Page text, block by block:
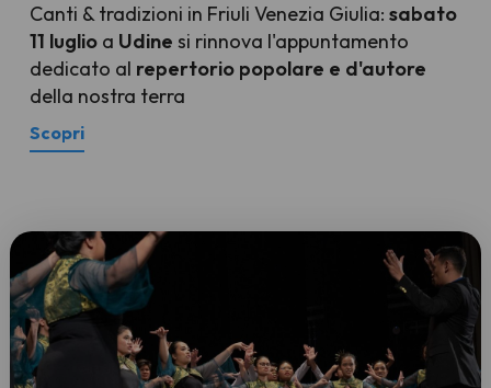
Canti & tradizioni in Friuli Venezia Giulia: sabato
11 luglio a Udine si rinnova l'appuntamento
dedicato al repertorio popolare e d'autore
della nostra terra
Scopri